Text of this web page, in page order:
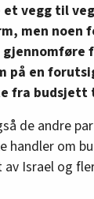
vegg til
men noen
på en
fra
de andre
handler om
Israel og